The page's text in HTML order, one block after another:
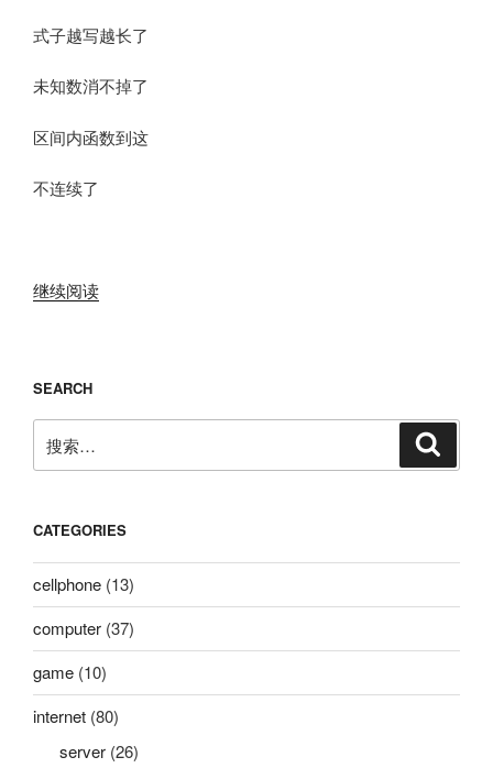
式子越写越长了
未知数消不掉了
区间内函数到这
不连续了
继续阅读“《说
呢》-
生
献
热
衷
于
考
高
数
各
SEARCH
索：
CATEGORIES
cellphone (13)
computer (37)
game (10)
internet (80)
server (26)